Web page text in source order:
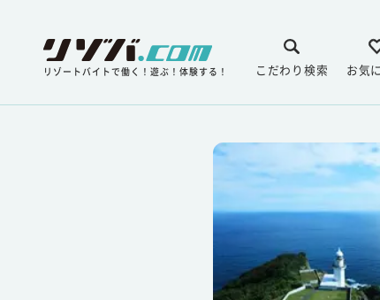
リゾートバイトで働く！遊ぶ！体験する！ お気
こだわり検索